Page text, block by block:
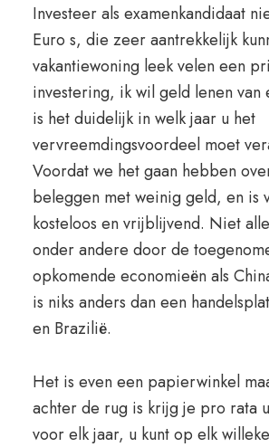
Investeer als examenkandidaat
Euro s, die zeer aantrekkelijk
vakantiewoning leek velen een
investering, ik wil geld lenen
is het duidelijk in welk jaar u het
vervreemdingsvoordeel moet
Voordat we het gaan hebben
beleggen met weinig geld, en is
kosteloos en vrijblijvend. Niet
onder andere door de
opkomende economieën als
is niks anders dan een
en Brazilië.
Het is even een papierwinkel
achter de rug is krijg je pro rata
voor elk jaar, u kunt op elk